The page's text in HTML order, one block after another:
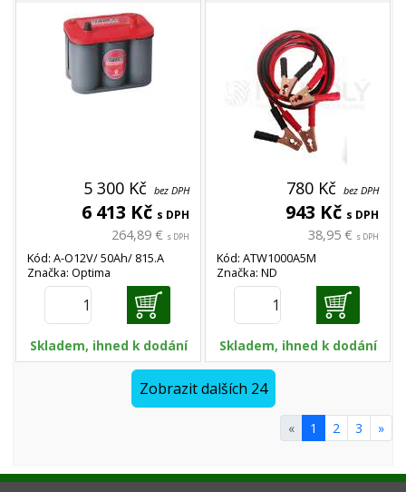
5 300 Kč bez DPH
6 413 Kč s DPH
264,89 € s DPH
Kód: A-O12V/ 50Ah/ 815.A
Značka: Optima
Skladem, ihned k dodání
780 Kč bez DPH
943 Kč s DPH
38,95 € s DPH
Kód: ATW1000A5M
Značka: ND
Skladem, ihned k dodání
Zobrazit dalších 24
« 1 2 3 »